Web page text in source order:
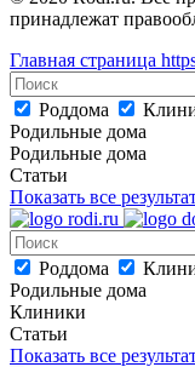
принадлежат
Главная страница
Роддома
Родильные дома
Родильные дома
Статьи
Показать все
Роддома
Родильные дома
Клиники
Статьи
Показать все